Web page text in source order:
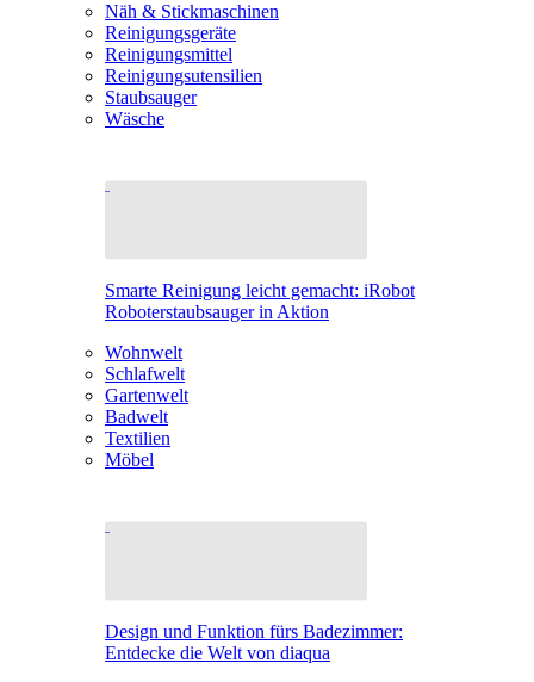
Näh & Stickmaschinen
Reinigungsgeräte
Reinigungsmittel
Reinigungsutensilien
Staubsauger
Wäsche
Smarte Reinigung leicht gemacht: iRobot
Roboterstaubsauger in Aktion
Wohnwelt
Schlafwelt
Gartenwelt
Badwelt
Textilien
Möbel
Design und Funktion fürs Badezimmer:
Entdecke die Welt von diaqua